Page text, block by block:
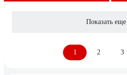
Показать
1 2 3